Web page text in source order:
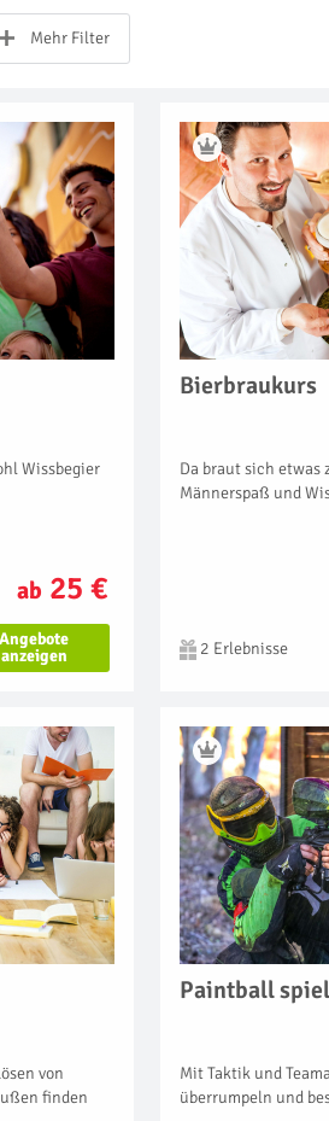
Mehr Filter
Wissbegier
ab 25 €
Angebote
anzeigen
Bierbraukurs
Da braut sich etwas
Männerspaß und
2 Erlebnisse
von
finden
Paintball
Mit Taktik und
überrumpeln und